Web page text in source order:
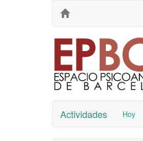
Actividades Hoy